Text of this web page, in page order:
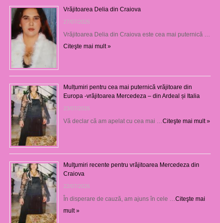
Vrăjitoarea Delia din Craiova
27/07/2026
Vrăjitoarea Delia din Craiova este cea mai puternică …
Citeşte mai mult »
Mulțumiri pentru cea mai puternică vrăjitoare din
Europa -vrăjitoarea Mercedeza – din Ardeal și Italia
23/07/2026
Vă declar că am apelat cu cea mai …Citeşte mai mult »
Mulţumiri recente pentru vrăjitoarea Mercedeza din
Craiova
22/07/2026
În disperare de cauză, am ajuns în cele …Citeşte mai
mult »